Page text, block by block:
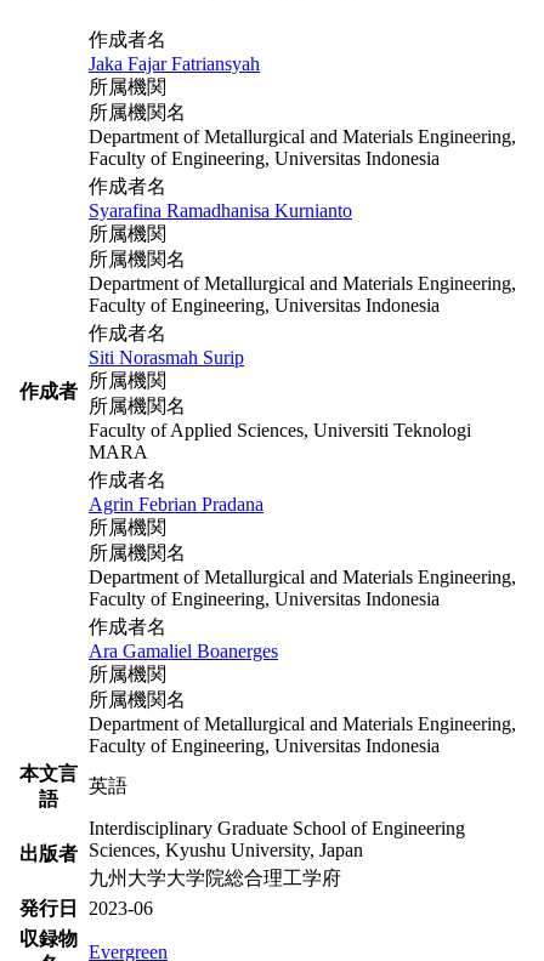
作成者
作成者名
Jaka Fajar Fatriansyah
所属機関
所属機関名
Department of Metallurgical and Materials Engineering,
Faculty of Engineering, Universitas Indonesia
作成者名
Syarafina Ramadhanisa Kurnianto
所属機関
所属機関名
Department of Metallurgical and Materials Engineering,
Faculty of Engineering, Universitas Indonesia
作成者名
Siti Norasmah Surip
所属機関
所属機関名
Faculty of Applied Sciences, Universiti Teknologi
MARA
作成者名
Agrin Febrian Pradana
所属機関
所属機関名
Department of Metallurgical and Materials Engineering,
Faculty of Engineering, Universitas Indonesia
作成者名
Ara Gamaliel Boanerges
所属機関
所属機関名
Department of Metallurgical and Materials Engineering,
Faculty of Engineering, Universitas Indonesia
本文言
語
英語
出版者
Interdisciplinary Graduate School of Engineering
Sciences, Kyushu University, Japan
九州大学大学院総合理工学府
発行日
2023-06
収録物
Evergreen